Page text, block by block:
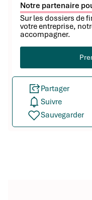
Notre partenaire
Sur les dossiers de
votre entreprise,
accompagner.
Partager
Suivre
Sauvegarder